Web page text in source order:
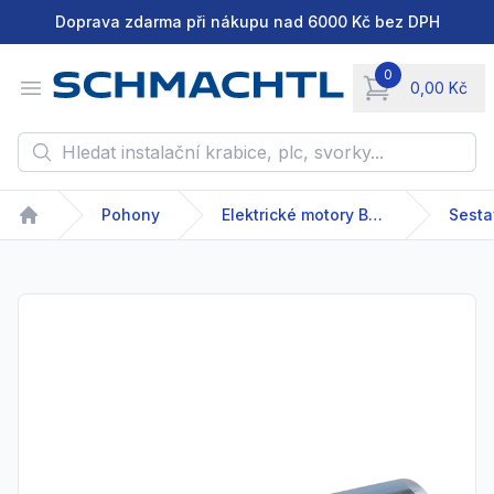
Doprava zdarma při nákupu nad 6000 Kč bez DPH
Open menu
0
0,00 Kč
items in cart,
Hledat instalační krabice, plc, svorky...
Home
Pohony Elektrické motory Bühler